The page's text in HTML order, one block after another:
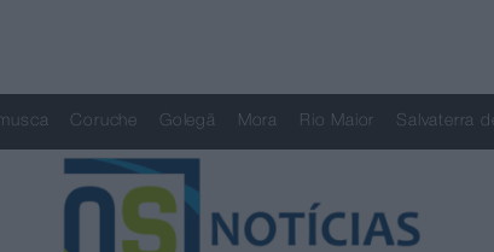
Coruche Golegã Mora Rio Maior Salvaterra